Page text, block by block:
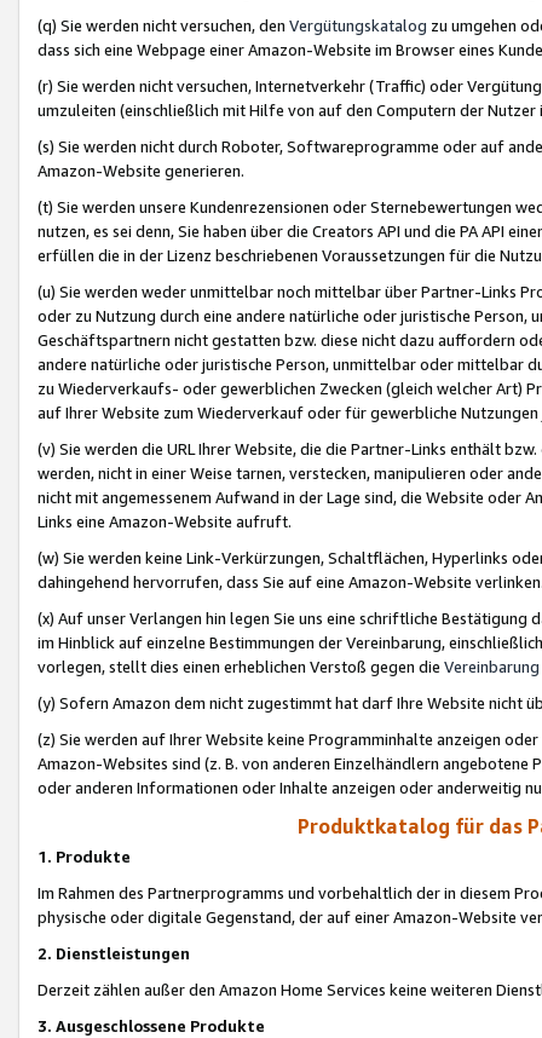
(q) Sie werden nicht versuchen, den Vergütungskatalog zu umgehen
dass sich eine Webpage einer Amazon-Website im Browser eines
(r) Sie werden nicht versuchen, Internetverkehr (Traffic) oder
umzuleiten (einschließlich mit Hilfe von auf den Computern der
(s) Sie werden nicht durch Roboter, Softwareprogramme oder auf
Amazon-Website generieren.
(t) Sie werden unsere Kundenrezensionen oder Sternebewertungen
nutzen, es sei denn, Sie haben über die Creators API und die PA API
erfüllen die in der Lizenz beschriebenen Voraussetzungen für die
(u) Sie werden weder unmittelbar noch mittelbar über Partner-Links
oder zu Nutzung durch eine andere natürliche oder juristische
Geschäftspartnern nicht gestatten bzw. diese nicht dazu auffordern
andere natürliche oder juristische Person, unmittelbar oder mittelbar
zu Wiederverkaufs- oder gewerblichen Zwecken (gleich welcher Art)
auf Ihrer Website zum Wiederverkauf oder für gewerbliche
(v) Sie werden die URL Ihrer Website, die die Partner-Links enthält
werden, nicht in einer Weise tarnen, verstecken, manipulieren oder
nicht mit angemessenem Aufwand in der Lage sind, die Website oder
Links eine Amazon-Website aufruft.
(w) Sie werden keine Link-Verkürzungen, Schaltflächen, Hyperlinks
dahingehend hervorrufen, dass Sie auf eine Amazon-Website
(x) Auf unser Verlangen hin legen Sie uns eine schriftliche
im Hinblick auf einzelne Bestimmungen der Vereinbarung,
vorlegen, stellt dies einen erheblichen Verstoß gegen die Vereinbarung
(y) Sofern Amazon dem nicht zugestimmt hat darf Ihre Website nicht
(z) Sie werden auf Ihrer Website keine Programminhalte anzeigen
Amazon-Websites sind (z. B. von anderen Einzelhändlern
oder anderen Informationen oder Inhalte anzeigen oder anderweitig
Produktkatalog für das
1. Produkte
Im Rahmen des Partnerprogramms und vorbehaltlich der in diesem
physische oder digitale Gegenstand, der auf einer Amazon-Website
2. Dienstleistungen
Derzeit zählen außer den Amazon Home Services keine weiteren
3. Ausgeschlossene Produkte